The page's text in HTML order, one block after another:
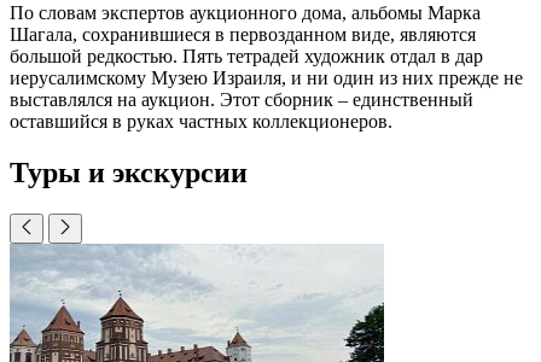
По словам экспертов аукционного дома, альбомы Марка
Шагала, сохранившиеся в первозданном виде, являются
большой редкостью. Пять тетрадей художник отдал в дар
иерусалимскому Музею Израиля, и ни один из них прежде не
выставлялся на аукцион. Этот сборник – единственный
оставшийся в руках частных коллекционеров.
Туры и экскурсии